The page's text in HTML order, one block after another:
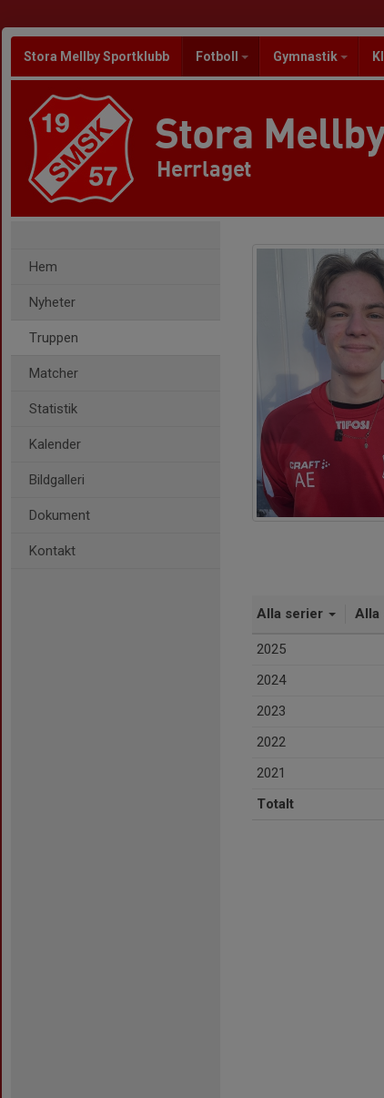
Stora Mellby Sportklubb Fotboll Gymnastik
Stora
Herrlaget
Hem
Nyheter
Truppen
Matcher
Statistik
Kalender
Bildgalleri
Dokument
Kontakt
Alla serier Alla
2025
2024
2023
2022
2021
Totalt